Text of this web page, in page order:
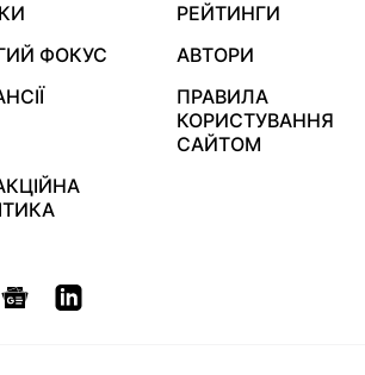
РЕЙТИНГИ
ФОКУС
АВТОРИ
ПРАВИЛА
КОРИСТУВАННЯ
САЙТОМ